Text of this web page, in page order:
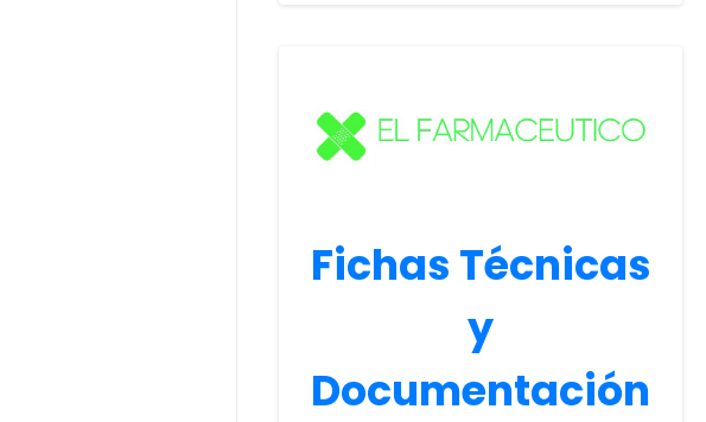
Fichas Técnicas
y
Documentación